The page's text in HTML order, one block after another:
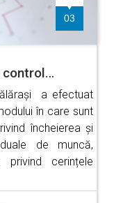
03
control…
a efectuat
în care sunt
încheierea și
de muncă,
cerințele